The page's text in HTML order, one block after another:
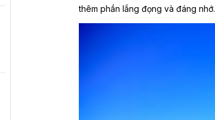
thêm phần lắng đọng và đáng nhớ.